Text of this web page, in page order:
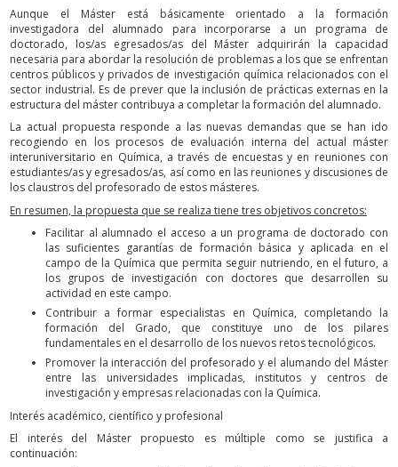
Aunque el Máster está básicamente orientado a la formación
investigadora del alumnado para incorporarse a un programa de
doctorado, los/as egresados/as del Máster adquirirán la capacidad
necesaria para abordar la resolución de problemas a los que se enfrentan
centros públicos y privados de investigación química relacionados con el
sector industrial. Es de prever que la inclusión de prácticas externas en la
estructura del máster contribuya a completar la formación del alumnado.
La actual propuesta responde a las nuevas demandas que se han ido
recogiendo en los procesos de evaluación interna del actual máster
interuniversitario en Química, a través de encuestas y en reuniones con
estudiantes/as y egresados/as, así como en las reuniones y discusiones de
los claustros del profesorado de estos másteres.
En resumen, la propuesta que se realiza tiene tres objetivos concretos:
Facilitar al alumnado el acceso a un programa de doctorado con
las suficientes garantías de formación básica y aplicada en el
campo de la Química que permita seguir nutriendo, en el futuro, a
los grupos de investigación con doctores que desarrollen su
actividad en este campo.
Contribuir a formar especialistas en Química, completando la
formación del Grado, que constituye uno de los pilares
fundamentales en el desarrollo de los nuevos retos tecnológicos.
Promover la interacción del profesorado y el alumando del Máster
entre las universidades implicadas, institutos y centros de
investigación y empresas relacionadas con la Química.
Interés académico, científico y profesional
El interés del Máster propuesto es múltiple como se justifica a
continuación: